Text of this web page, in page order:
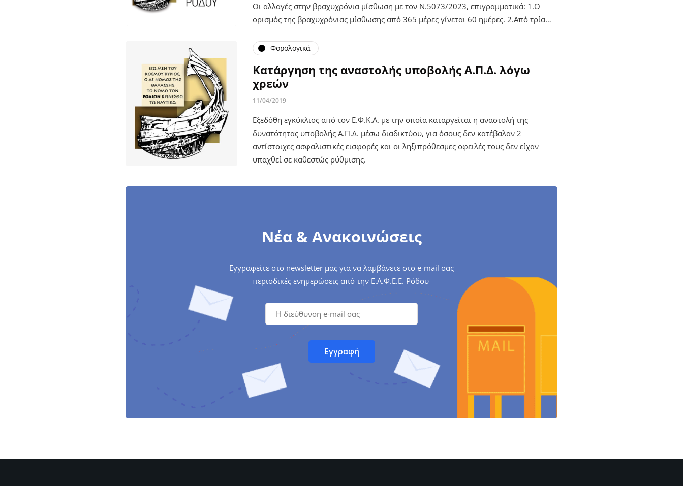
Οι αλλαγές στην βραχυχρόνια μίσθωση με τον Ν.5073/2023, επιγραμματικά: 1.Ο
ορισμός της βραχυχρόνιας μίσθωσης από 365 μέρες γίνεται 60 ημέρες. 2.Από τρία…
Φορολογικά
Κατάργηση της αναστολής υποβολής Α.Π.Δ. λόγω
χρεών
11/04/2019
Εξεδόθη εγκύκλιος από τον Ε.Φ.Κ.Α. με την οποία καταργείται η αναστολή της
δυνατότητας υποβολής Α.Π.Δ. μέσω διαδικτύου, για όσους δεν κατέβαλαν 2
αντίστοιχες ασφαλιστικές εισφορές και οι ληξιπρόθεσμες οφειλές τους δεν είχαν
υπαχθεί σε καθεστώς ρύθμισης.
Νέα & Ανακοινώσεις
Εγγραφείτε στο newsletter μας για να λαμβάνετε στο e-mail σας
περιοδικές ενημερώσεις από την Ε.Λ.Φ.Ε.Ε. Ρόδου